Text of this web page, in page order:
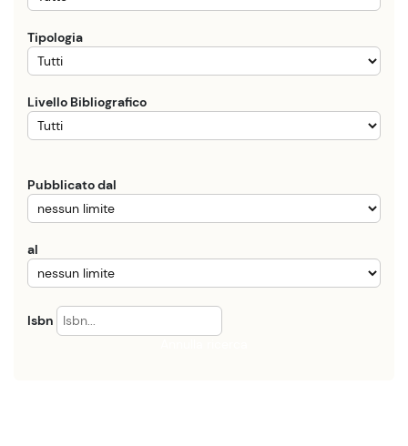
Tipologia
Livello Bibliografico
Pubblicato dal
al
Isbn